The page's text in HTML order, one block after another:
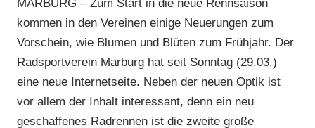
MARBURG – Zum Start in die neue Rennsaison
kommen in den Vereinen einige Neuerungen zum
Vorschein, wie Blumen und Blüten zum Frühjahr. Der
Radsportverein Marburg hat seit Sonntag (29.03.)
eine neue Internetseite. Neben der neuen Optik ist
vor allem der Inhalt interessant, denn ein neu
geschaffenes Radrennen ist die zweite große